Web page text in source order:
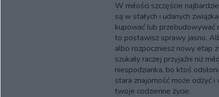
W miłości szczęście
są w stałych i udanych
kupować lub przebudowywać
to postawisz sprawy jasno.
albo rozpoczniesz nowy etap
szukały raczej przyjaźni niż
niespodzianka, bo ktoś
stara znajomość może odżyć
twoje codzienne życie.